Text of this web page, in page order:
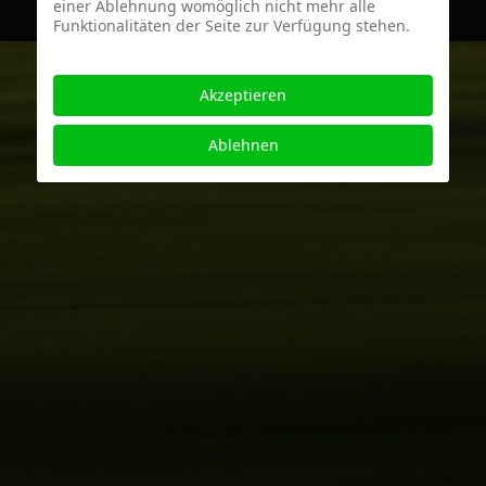
einer Ablehnung womöglich nicht mehr alle
Funktionalitäten der Seite zur Verfügung stehen.
Akzeptieren
Ablehnen